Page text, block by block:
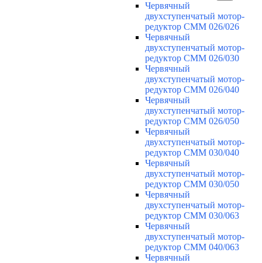
Червячный
двухступенчатый мотор-
редуктор CMM 026/026
Червячный
двухступенчатый мотор-
редуктор CMM 026/030
Червячный
двухступенчатый мотор-
редуктор CMM 026/040
Червячный
двухступенчатый мотор-
редуктор CMM 026/050
Червячный
двухступенчатый мотор-
редуктор CMM 030/040
Червячный
двухступенчатый мотор-
редуктор CMM 030/050
Червячный
двухступенчатый мотор-
редуктор CMM 030/063
Червячный
двухступенчатый мотор-
редуктор CMM 040/063
Червячный